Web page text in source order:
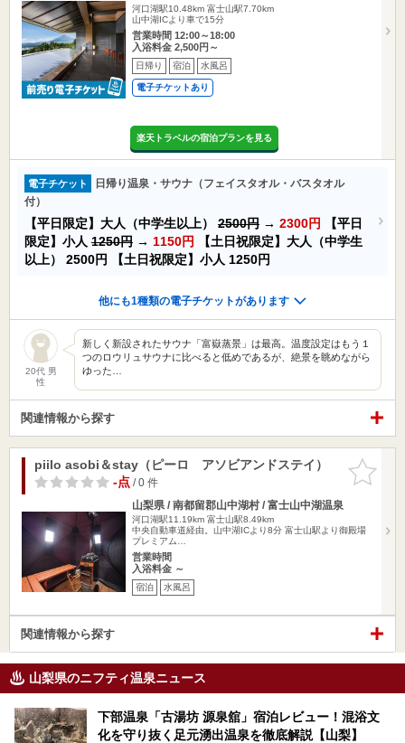
河口湖駅10.48km 富士山駅7.70km
山中湖ICより車で15分
営業時間 12:00～18:00
入浴料金 2,500円～
日帰り 宿泊 水風呂
電子チケットあり
楽天トラベルの宿泊プランを見る
電子チケット
日帰り温泉・サウナ（フェイスタオル・バスタオル
付）
【平日限定】大人（中学生以上） 2500円 → 2300円
【平日
限定】小人 1250円 → 1150円
【土日祝限定】大人（中学生
以上） 2500円 【土日祝限定】小人 1250円
他にも1種類の電子チケットがあります
20代 男
性
新しく新設されたサウナ「富嶽蒸景」は最高。温度設定はもう１
つのロウリュサウナに比べると低めであるが、絶景を眺めながら
ゆった…
関連情報から探す
お気に入
りに追加
piilo asobi＆stay（ピーロ アソビアンドステイ）
-点/ 0 件
山梨県 / 南都留郡山中湖村 / 富士山中湖温泉
河口湖駅11.19km 富士山駅8.49km
中央自動車道経由。山中湖ICより8分 富士山駅より御殿場
プレミアム…
営業時間
入浴料金 ～
宿泊 水風呂
関連情報から探す
山梨県のニフティ温泉ニュース
下部温泉「古湯坊 源泉舘」宿泊レビュー！混浴文
化を守り抜く足元湧出温泉を徹底解説【山梨】